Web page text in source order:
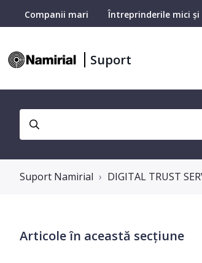
Companii mari Întreprinderile mici și
Suport
Suport Namirial DIGITAL TRUST
Articole în această secțiune